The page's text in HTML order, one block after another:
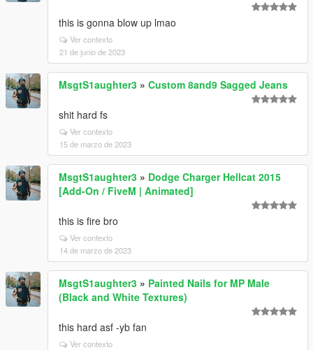
this is gonna blow up lmao
Ver contexto
21 de junio de 2023
MsgtS1aughter3 » Custom 8and9 Sagged Jeans
shit hard fs
Ver contexto
15 de marzo de 2023
MsgtS1aughter3 » Dodge Charger Hellcat 2015
[Add-On / FiveM | Animated]
this is fire bro
Ver contexto
14 de marzo de 2023
MsgtS1aughter3 » Painted Nails for MP Male
(Black and White Textures)
this hard asf -yb fan
Ver contexto